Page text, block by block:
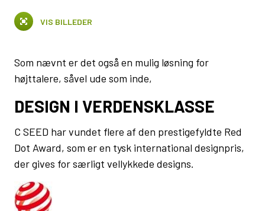
VIS BILLEDER
Som nævnt er det også en mulig løsning for
højttalere, såvel ude som inde,
DESIGN I VERDENSKLASSE
C SEED har vundet flere af den prestigefyldte Red
Dot Award, som er en tysk international designpris,
der gives for særligt vellykkede designs.